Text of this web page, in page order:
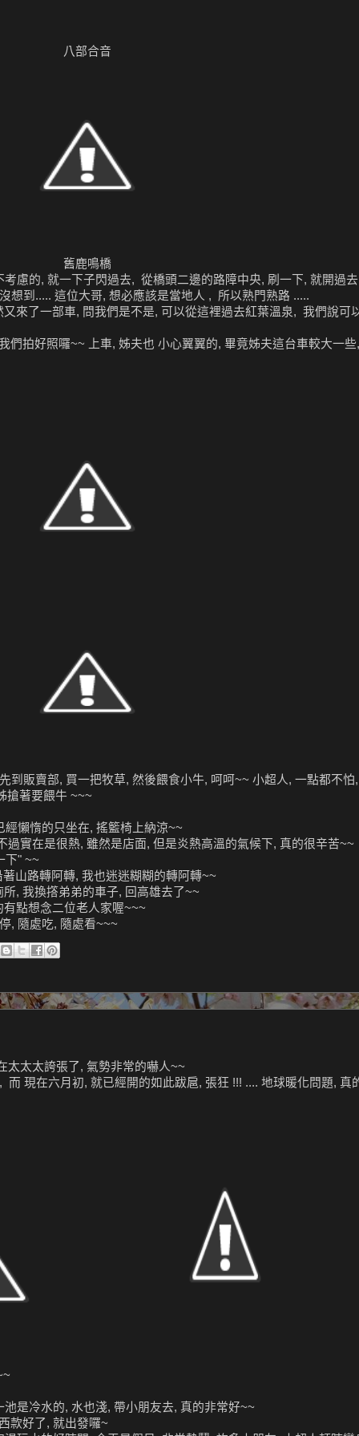
八部合音
舊鹿鳴橋
慮的, 就一下子閃過去, 從橋頭二邊的路障中央, 刷一下, 就開過
想到..... 這位大哥, 想必應該是當地人 , 所以熟門熟路 .....
來了一部車, 問我們是不是, 可以從這裡過去紅葉溫泉, 我們說可
們拍好照囉~~ 上車, 姊夫也 小心翼翼的, 畢竟姊夫這台車較大一
到販賣部, 買一把牧草, 然後餵食小牛, 呵呵~~ 小超人, 一點都不怕
搶著要餵牛 ~~~
懶惰的只坐在, 搖籃椅上納涼~~
實在是很熱, 雖然是店面, 但是炎熱高溫的氣候下, 真的很辛苦~~
下" ~~
山路轉阿轉, 我也迷迷糊糊的轉阿轉~~
, 我換撘弟弟的車子, 回高雄去了~~
點想念二位老人家喔~~~
, 隨處吃, 隨處看~~~
太太太誇張了, 氣勢非常的嚇人~~
現在六月初, 就已經開的如此跋扈, 張狂 !!! .... 地球暖化問題, 真
是冷水的, 水也淺, 帶小朋友去, 真的非常好~~
款好了, 就出發囉~